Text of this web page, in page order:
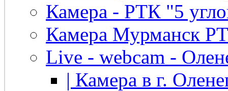
Камера - РТК "5
Камера Мурманск
Live - webcam -
| Камера в г.